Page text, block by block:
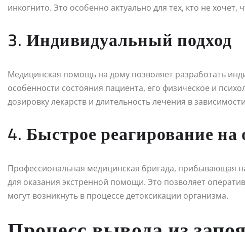
инкогнито. Это особенно актуально для тех, кто не
3. Индивидуальный подход
Медицинская помощь на дому позволяет разработать
особенности состояния пациента, его физическое и
дозировку лекарств и длительность лечения в
4. Быстрое реагирование
Профессиональная медицинская бригада, прибывающая
для оказания экстренной помощи. Это позволяет
могут возникнуть в процессе детоксикации организма.